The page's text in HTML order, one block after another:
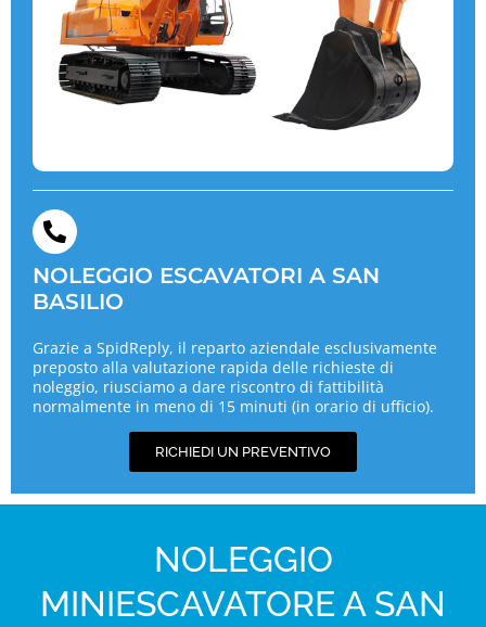
NOLEGGIO ESCAVATORI A SAN
BASILIO
Grazie a SpidReply, il reparto aziendale esclusivamente
preposto alla valutazione rapida delle richieste di
noleggio, riusciamo a dare riscontro di fattibilità
normalmente in meno di 15 minuti (in orario di ufficio).
RICHIEDI UN PREVENTIVO
NOLEGGIO
MINIESCAVATORE A SAN